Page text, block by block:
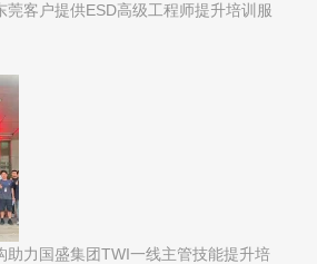
莞客户提供ESD高级工程师提升培训服
助力国盛集团TWI一线主管技能提升培